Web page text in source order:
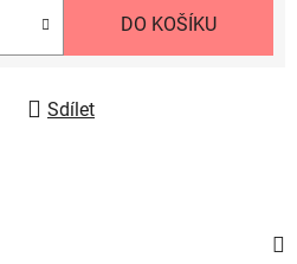
DO KOŠÍKU
Sdílet